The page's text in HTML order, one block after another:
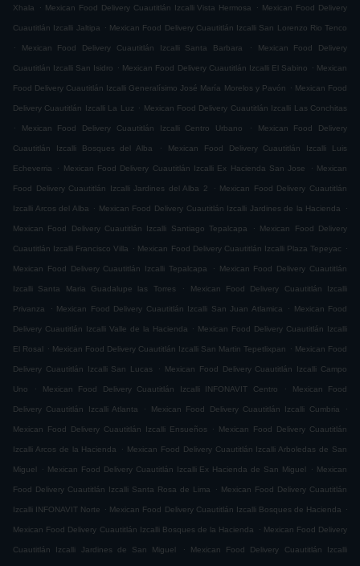
Xhala . Mexican Food Delivery Cuautitlán Izcalli Vista Hermosa . Mexican Food Delivery
Cuautitlán Izcalli Jaltipa . Mexican Food Delivery Cuautitlán Izcalli San Lorenzo Rio Tenco
.
Mexican Food Delivery Cuautitlán Izcalli Santa Barbara . Mexican Food Delivery
Cuautitlán Izcalli San Isidro . Mexican Food Delivery Cuautitlán Izcalli El Sabino . Mexican
Food Delivery Cuautitlán Izcalli Generalísimo José María Morelos y Pavón . Mexican Food
Delivery Cuautitlán Izcalli La Luz . Mexican Food Delivery Cuautitlán Izcalli Las Conchitas
.
Mexican Food Delivery Cuautitlán Izcalli Centro Urbano . Mexican Food Delivery
Cuautitlán Izcalli Bosques del Alba . Mexican Food Delivery Cuautitlán Izcalli Luis
Echeverria . Mexican Food Delivery Cuautitlán Izcalli Ex Hacienda San Jose . Mexican
Food Delivery Cuautitlán Izcalli Jardines del Alba 2 . Mexican Food Delivery Cuautitlán
Izcalli Arcos del Alba . Mexican Food Delivery Cuautitlán Izcalli Jardines de la Hacienda .
Mexican Food Delivery Cuautitlán Izcalli Santiago Tepalcapa . Mexican Food Delivery
Cuautitlán Izcalli Francisco Villa . Mexican Food Delivery Cuautitlán Izcalli Plaza Tepeyac .
Mexican Food Delivery Cuautitlán Izcalli Tepalcapa . Mexican Food Delivery Cuautitlán
Izcalli Santa Maria Guadalupe las Torres . Mexican Food Delivery Cuautitlán Izcalli
Privanza . Mexican Food Delivery Cuautitlán Izcalli San Juan Atlamica . Mexican Food
Delivery Cuautitlán Izcalli Valle de la Hacienda . Mexican Food Delivery Cuautitlán Izcalli
El Rosal . Mexican Food Delivery Cuautitlán Izcalli San Martin Tepetlixpan . Mexican Food
Delivery Cuautitlán Izcalli San Lucas . Mexican Food Delivery Cuautitlán Izcalli Campo
Uno . Mexican Food Delivery Cuautitlán Izcalli INFONAVIT Centro . Mexican Food
Delivery Cuautitlán Izcalli Atlanta . Mexican Food Delivery Cuautitlán Izcalli Cumbria .
Mexican Food Delivery Cuautitlán Izcalli Ensueños . Mexican Food Delivery Cuautitlán
Izcalli Arcos de la Hacienda . Mexican Food Delivery Cuautitlán Izcalli Arboledas de San
Miguel . Mexican Food Delivery Cuautitlán Izcalli Ex Hacienda de San Miguel . Mexican
Food Delivery Cuautitlán Izcalli Santa Rosa de Lima . Mexican Food Delivery Cuautitlán
Izcalli INFONAVIT Norte . Mexican Food Delivery Cuautitlán Izcalli Bosques de Hacienda .
Mexican Food Delivery Cuautitlán Izcalli Bosques de la Hacienda . Mexican Food Delivery
Cuautitlán Izcalli Jardines de San Miguel . Mexican Food Delivery Cuautitlán Izcalli